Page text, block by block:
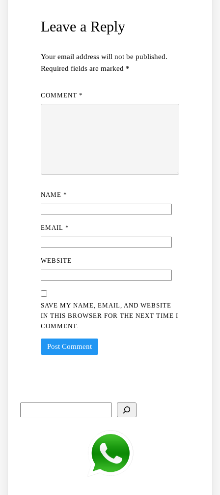
Leave a Reply
Your email address will not be published.
Required fields are marked *
COMMENT *
NAME *
EMAIL *
WEBSITE
SAVE MY NAME, EMAIL, AND WEBSITE
IN THIS BROWSER FOR THE NEXT TIME I
COMMENT.